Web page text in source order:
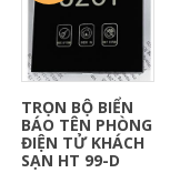
TRỌN BỘ BIỂN
BÁO TÊN PHÒNG
ĐIỆN TỬ KHÁCH
SẠN HT 99-D